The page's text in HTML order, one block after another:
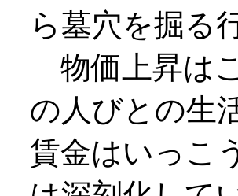
ら墓穴を掘る
物価上昇は
の人びとの生
賃金はいっこ